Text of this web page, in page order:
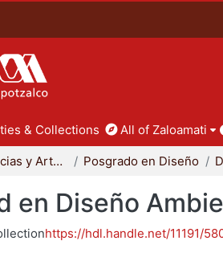
& Collections All of Zaloamati
División de Ciencias y Artes para el Diseño Posgrado en Diseño
en Diseño
https://hdl.handle.net/11191/